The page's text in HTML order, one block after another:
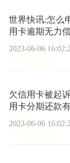
世界快讯:怎么
用卡逾期无力
2023-06-06
欠信用卡被起
用卡分期还款
2023-06-06